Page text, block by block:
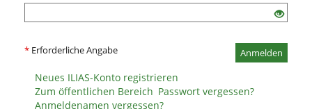
* Erforderliche Angabe Anmelden
Neues ILIAS-Konto registrieren
Zum öffentlichen Bereich Passwort vergessen?
Anmeldenamen vergessen?